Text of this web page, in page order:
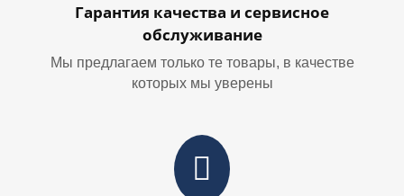
Гарантия качества и сервисное
обслуживание
Мы предлагаем только те товары, в качестве
которых мы уверены